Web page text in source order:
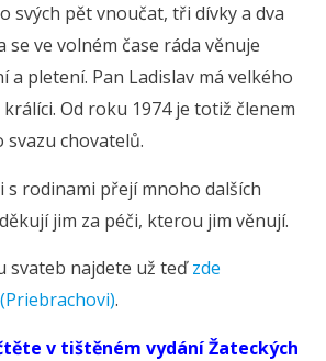
svých pět vnoučat, tři dívky a dva
se ve volném čase ráda věnuje
a pletení. Pan Ladislav má velkého
Od roku 1974 je totiž členem
svazu chovatelů.
s rodinami přejí mnoho dalších
jim za péči, kterou jim věnují.
svateb najdete už teďzde
.
v tištěném vydání Žateckých